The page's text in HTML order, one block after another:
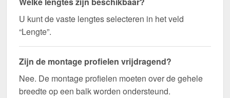
U kunt de vaste lengtes selecteren in het veld
“Lengte”.
Zijn de montage profielen vrijdragend?
Nee. De montage profielen moeten over de gehele
breedte op een balk worden ondersteund.